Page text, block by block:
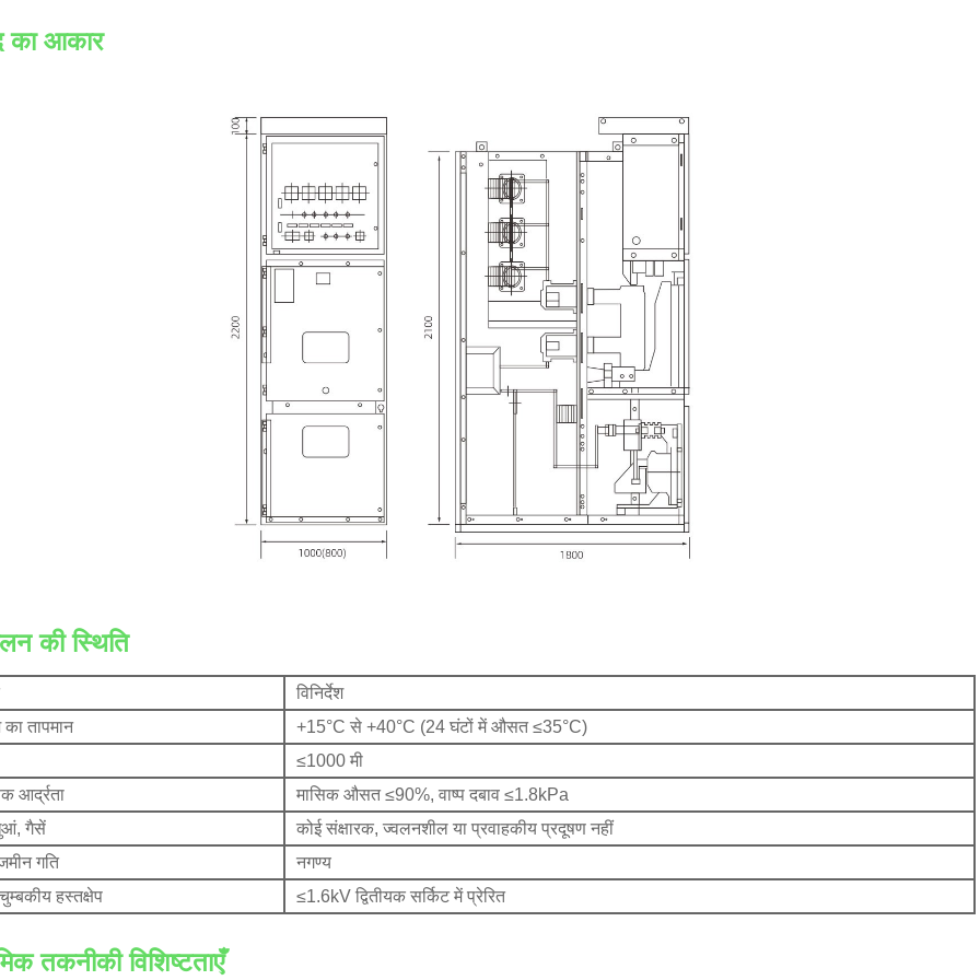
का आकार
की स्थिति
विनिर्देश
का तापमान
+15°C से +40°C (24 घंटों में औसत ≤35°C)
≤1000 मी
आर्द्रता
मासिक औसत ≤90%, वाष्प दबाव ≤1.8kPa
गैसें
कोई संक्षारक, ज्वलनशील या प्रवाहकीय प्रदूषण नहीं
गति
नगण्य
चुम्बकीय हस्तक्षेप
≤1.6kV द्वितीयक सर्किट में प्रेरित
तकनीकी विशिष्टताएँ